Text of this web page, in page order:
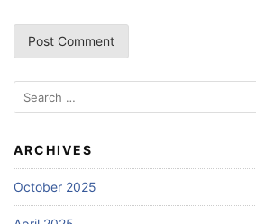
Search
for:
ARCHIVES
October 2025